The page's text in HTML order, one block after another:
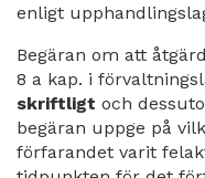
enligt
Begäran om att
8 a kap. i
skriftligt och
begäran uppge på
förfarandet varit